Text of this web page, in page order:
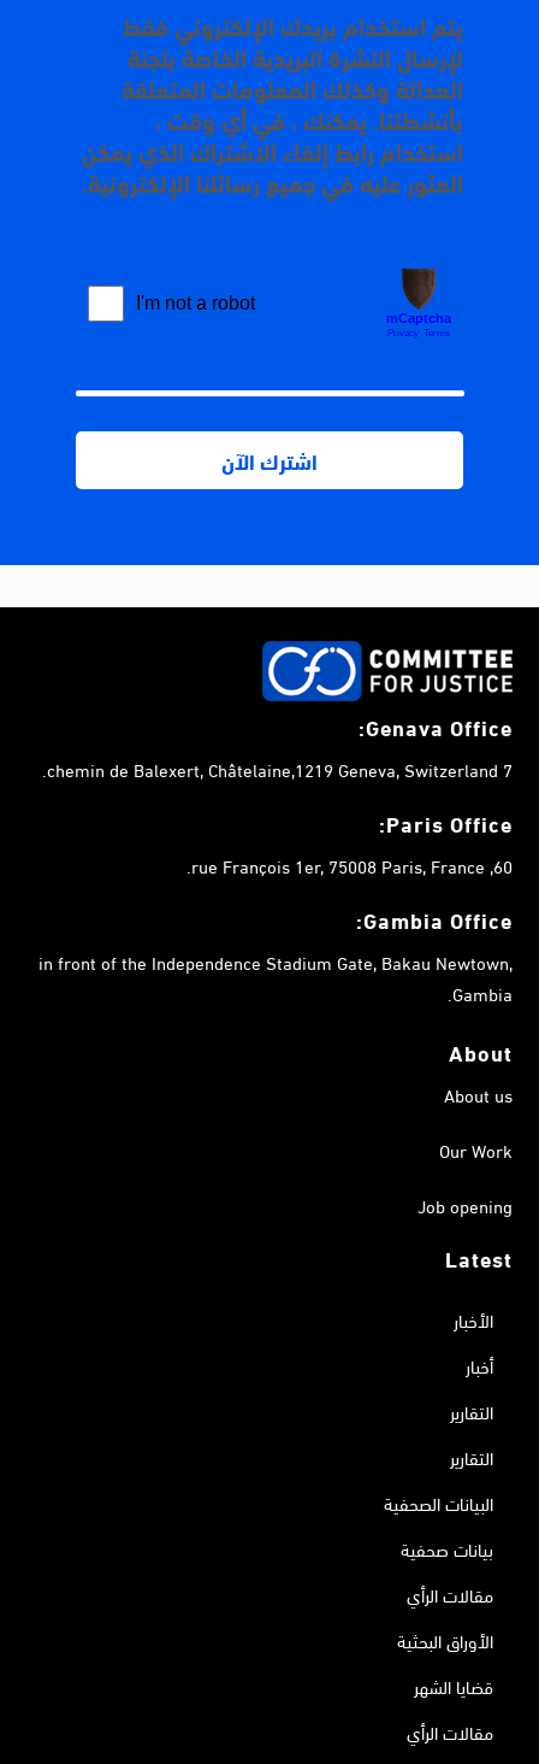
يتم استخدام بريدك الإلكتروني فقط
لإرسال النشرة البريدية الخاصة بلجنة
العدالة وكذلك المعلومات المتعلقة
بأنشطتنا. يمكنك ، في أي وقت ،
استخدام رابط إلغاء الاشتراك الذي يمكن
العثور عليه في جميع رسائلنا الإلكترونية.
Genava Office:
7 chemin de Balexert, Châtelaine,1219 Geneva, Switzerland.
Paris Office:
60, rue François 1er, 75008 Paris, France.
Gambia Office:
in front of the Independence Stadium Gate, Bakau Newtown,
Gambia.
About
About us
Our Work
Job opening
Latest
الأخبار
أخبار
التقارير
التقارير
البيانات الصحفية
بيانات صحفية
مقالات الرأي
الأوراق البحثية
قضايا الشهر
مقالات الرأي